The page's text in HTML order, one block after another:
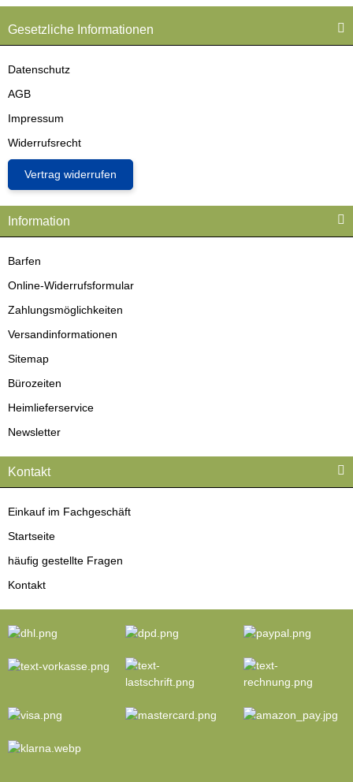
Gesetzliche Informationen
Datenschutz
AGB
Impressum
Widerrufsrecht
Vertrag widerrufen
Information
Barfen
Online-Widerrufsformular
Zahlungsmöglichkeiten
Versandinformationen
Sitemap
Bürozeiten
Heimlieferservice
Newsletter
Kontakt
Einkauf im Fachgeschäft
Startseite
häufig gestellte Fragen
Kontakt